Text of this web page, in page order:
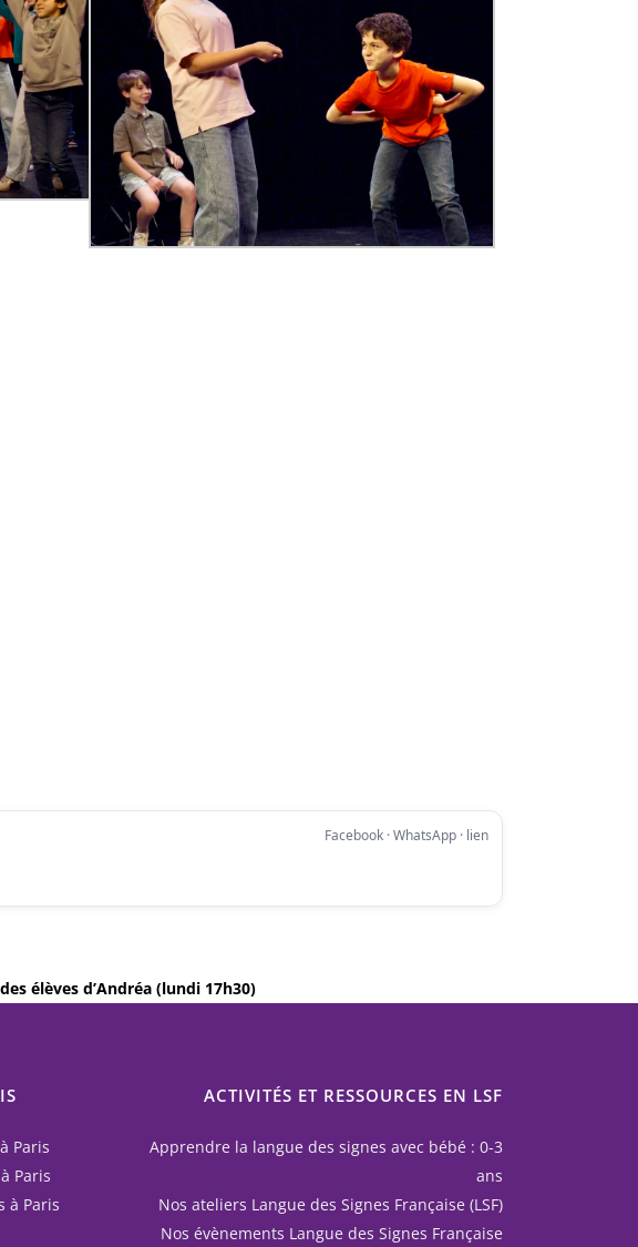
Facebook · WhatsApp · lien
élèves d’Andréa (lundi 17h30)
Paris
Paris
à Paris
ACTIVITÉS ET RESSOURCES EN LSF
Apprendre la langue des signes avec bébé : 0-3
ans
Nos ateliers Langue des Signes Française (LSF)
Nos évènements Langue des Signes Française